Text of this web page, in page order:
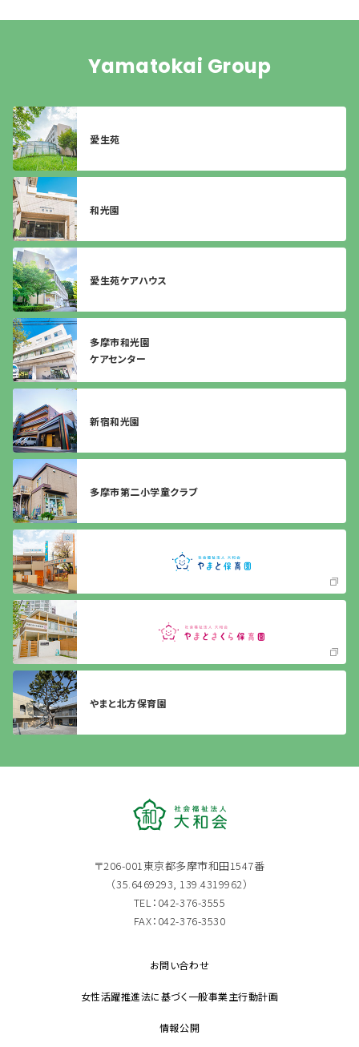
Yamatokai Group
愛生苑
和光園
愛生苑ケアハウス
多摩市和光園
ケアセンター
新宿和光園
多摩市第二小学童クラブ
やまと北方保育園
〒206-001東京都多摩市和田1547番
（35.6469293, 139.4319962）
TEL：042-376-3555
FAX：042-376-3530
お問い合わせ
女性活躍推進法に基づく一般事業主行動計画
情報公開